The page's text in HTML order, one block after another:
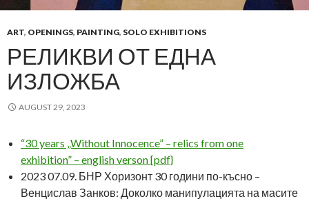
ART, OPENINGS, PAINTING, SOLO EXHIBITIONS
РЕЛИКВИ ОТ ЕДНА
ИЗЛОЖБА
AUGUST 29, 2023
“30 years „Without Innocence” – relics from one
exhibition” – english verson [pdf}
2023 07.09. БНР Хоризонт 30 години по-късно –
Венцислав Занков: Доколко манипулацията на масите